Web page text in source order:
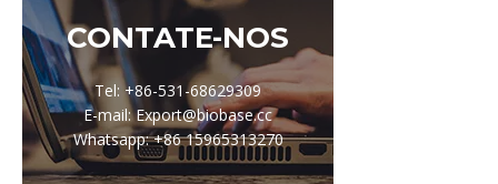
CONTATE-NOS
Tel: +86-531-68629309
E-mail: Export@biobase.cc
Whatsapp: +86 15965313270